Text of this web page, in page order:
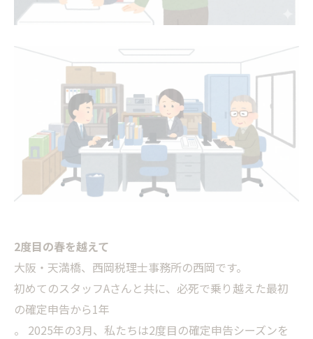
2度目の春を越えて
大阪・天満橋、西岡税理士事務所の西岡です。
初めてのスタッフAさんと共に、必死で乗り越えた最初
の確定申告から1年
。 2025年の3月、私たちは2度目の確定申告シーズンを